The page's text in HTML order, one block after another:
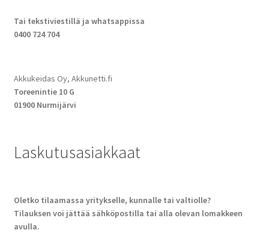
Tai tekstiviestillä ja whatsappissa
0400 724 704
Akkukeidas Oy, Akkunetti.fi
Toreenintie 10 G
01900 Nurmijärvi
Laskutusasiakkaat
Oletko tilaamassa yritykselle, kunnalle tai valtiolle?
Tilauksen voi jättää sähköpostilla tai alla olevan lomakkeen
avulla.